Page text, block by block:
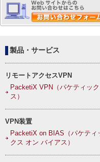
製品・サービス
リモートアクセスVPN
PacketiX VPN（パケティック
ス）
VPN装置
PacketiX on BIAS（パケティ
クス オン バイアス）